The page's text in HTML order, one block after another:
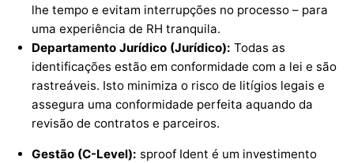
lhe tempo e evitam interrupções no processo – para
uma experiência de RH tranquila.
Departamento Jurídico (Jurídico): Todas as
identificações estão em conformidade com a lei e são
rastreáveis. Isto minimiza o risco de litígios legais e
assegura uma conformidade perfeita aquando da
revisão de contratos e parceiros.
Gestão (C-Level): sproof Ident é um investimento